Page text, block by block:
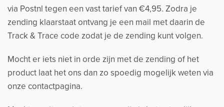
via Postnl tegen een vast tarief van €4,95. Zodra je
zending klaarstaat ontvang je een mail met daarin de
Track & Trace code zodat je de zending kunt volgen.
Mocht er iets niet in orde zijn met de zending of het
product laat het ons dan zo spoedig mogelijk weten via
onze contactpagina.